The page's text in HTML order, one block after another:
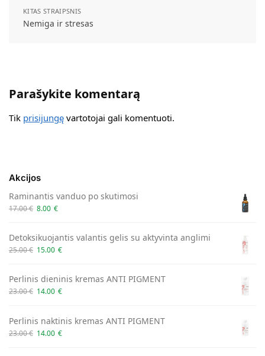
KITAS STRAIPSNIS
Nemiga ir stresas
Parašykite komentarą
Tik prisijungę vartotojai gali komentuoti.
Akcijos
Raminantis vanduo po skutimosi
17.00€ 8.00 €
Detoksikuojantis valantis gelis su aktyvinta anglimi
25.00€ 15.00 €
Perlinis dieninis kremas ANTI PIGMENT
23.00€ 14.00 €
Perlinis naktinis kremas ANTI PIGMENT
23.00€ 14.00 €